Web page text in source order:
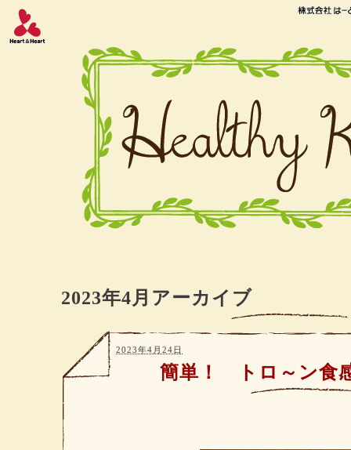
2023年4月アーカイブ
簡単！ トロ～ン食
2023年4月24日